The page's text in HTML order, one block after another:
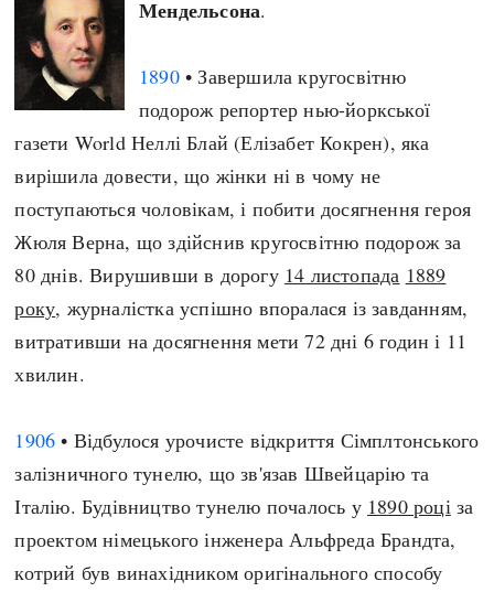
Мендельсона.
1890• Завершила кругосвітню
подорож репортер нью-йоркської
газети World Неллі Блай (Елізабет Кокрен), яка
вирішила довести, що жінки ні в чому не
поступаються чоловікам, і побити досягнення героя
Жюля Верна, що здійснив кругосвітню подорож за
80 днів. Вирушивши в дорогу 14 листопада 1889
року, журналістка успішно впоралася із завданням,
витративши на досягнення мети 72 дні 6 годин і 11
хвилин.
1906 • Відбулося урочисте відкриття Сімплтонського
залізничного тунелю, що зв'язав Швейцарію та
Італію. Будівництво тунелю почалось у 1890 роціза
проектом німецького інженера Альфреда Брандта,
котрий був винахідником оригінального способу